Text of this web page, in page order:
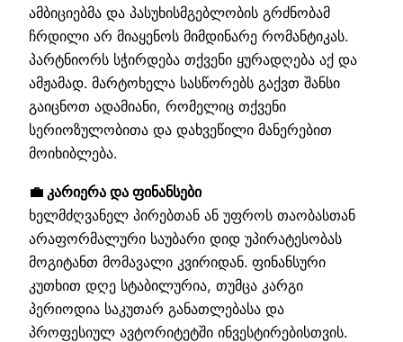
ამბიციებმა და პასუხისმგებლობის გრძნობამ
ჩრდილი არ მიაყენოს მიმდინარე რომანტიკას.
პარტნიორს სჭირდება თქვენი ყურადღება აქ და
ამჟამად. მარტოხელა სასწორებს გაქვთ შანსი
გაიცნოთ ადამიანი, რომელიც თქვენი
სერიოზულობითა და დახვეწილი მანერებით
მოიხიბლება.
💼 კარიერა და ფინანსები
ხელმძღვანელ პირებთან ან უფროს თაობასთან
არაფორმალური საუბარი დიდ უპირატესობას
მოგიტანთ მომავალი კვირიდან. ფინანსური
კუთხით დღე სტაბილურია, თუმცა კარგი
პერიოდია საკუთარ განათლებასა და
პროფესიულ ავტორიტეტში ინვესტირებისთვის.